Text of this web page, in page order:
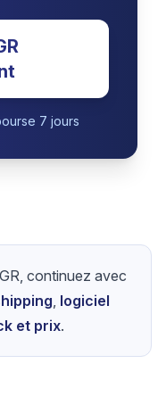
7 jours
continuez avec
, logiciel
et prix.